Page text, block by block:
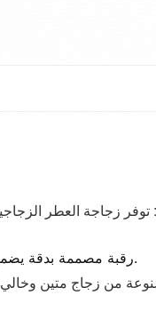
رقبة مصممة بدقةيضمن توافقًا مثاليًا مع البخاخات والموزعات القياسية. قاعدة مرجحة توفر ثباتًا استثنائيًا.
من زجاج متين